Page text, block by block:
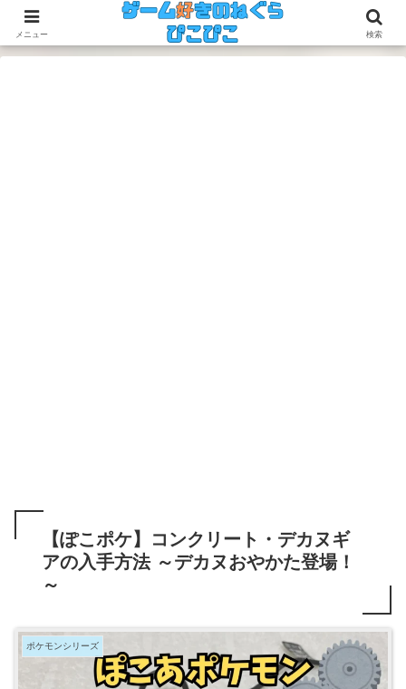
今のゲームも昔のゲームも面白い！
【ぽこポケ】コンクリート・デカヌギ
アの入手方法 ～デカヌおやかた登場！
～
ポケモンシリーズ
メニュー 検索